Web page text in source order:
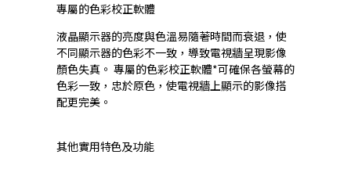
專屬的色彩校正軟體
液晶顯示器的亮度與色溫易隨著時間而衰退，使
不同顯示器的色彩不一致，導致電視牆呈現影像
顏色失真。 專屬的色彩校正軟體*可確保各螢幕的
色彩一致，忠於原色，使電視牆上顯示的影像搭
配更完美。
其他實用特色及功能